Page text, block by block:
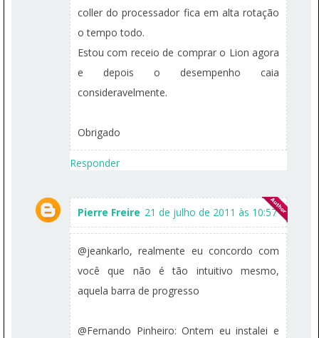
coller do processador fica em alta rotação
o tempo todo.
Estou com receio de comprar o Lion agora
e depois o desempenho caia
consideravelmente.
Obrigado
Responder
Pierre Freire 21 de julho de 2011 às 10:57
@jeankarlo, realmente eu concordo com
você que não é tão intuitivo mesmo,
aquela barra de progresso
@Fernando Pinheiro: Ontem eu instalei e